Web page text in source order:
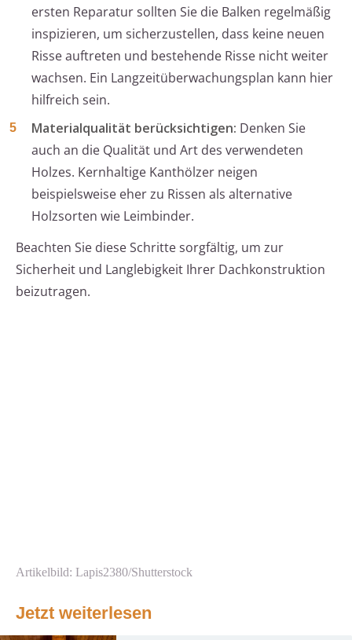
ersten Reparatur sollten Sie die Balken regelmäßig
inspizieren, um sicherzustellen, dass keine neuen
Risse auftreten und bestehende Risse nicht weiter
wachsen. Ein Langzeitüberwachungsplan kann hier
hilfreich sein.
Materialqualität berücksichtigen: Denken Sie
auch an die Qualität und Art des verwendeten
Holzes. Kernhaltige Kanthölzer neigen
beispielsweise eher zu Rissen als alternative
Holzsorten wie Leimbinder.
Beachten Sie diese Schritte sorgfältig, um zur
Sicherheit und Langlebigkeit Ihrer Dachkonstruktion
beizutragen.
Artikelbild: Lapis2380/Shutterstock
Jetzt weiterlesen